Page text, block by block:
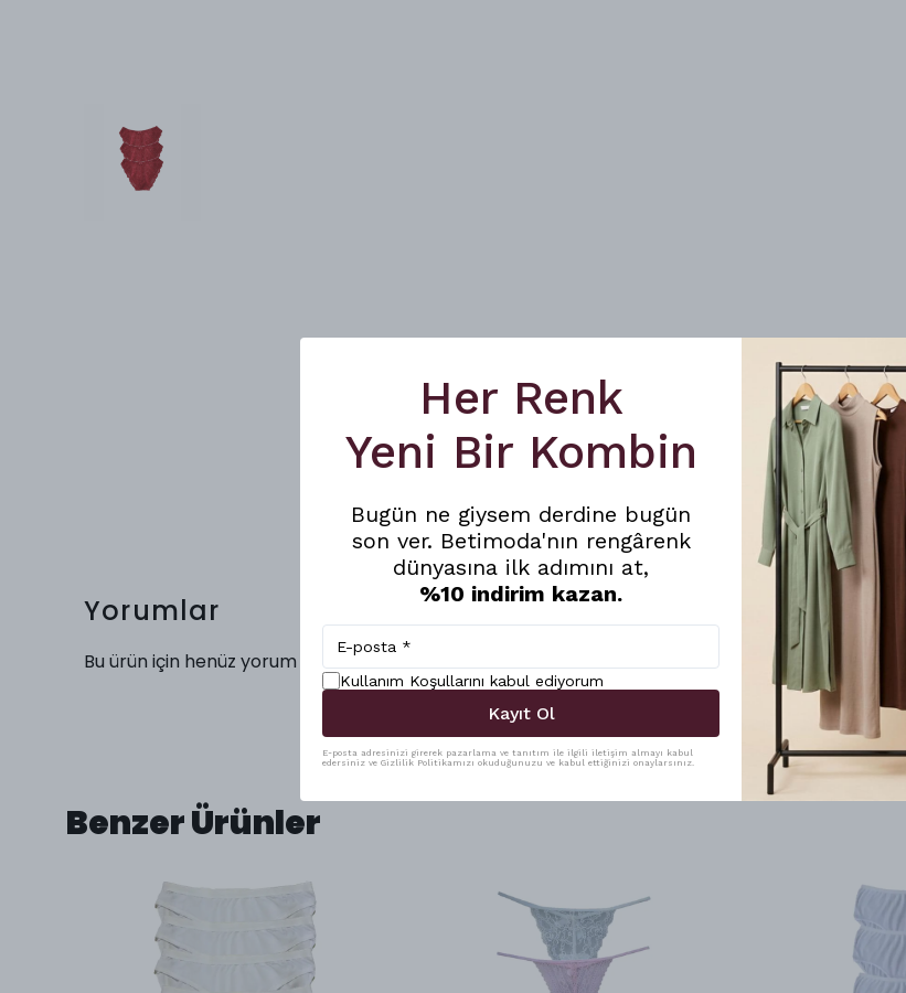
Yorumlar
Bu ürün için henüz yorum yapılmamış.
Benzer Ürünler
Her Renk
Yeni Bir Kombin
Bugün ne giysem derdine bugün
son ver. Betimoda'nın rengârenk
dünyasına ilk adımını at,
%10 indirim kazan.
Kullanım Koşullarını kabul ediyorum
Kayıt Ol
E-posta adresinizi girerek pazarlama ve tanıtım ile ilgili iletişim almayı kabul
edersiniz ve Gizlilik Politikamızı okuduğunuzu ve kabul ettiğinizi onaylarsınız.